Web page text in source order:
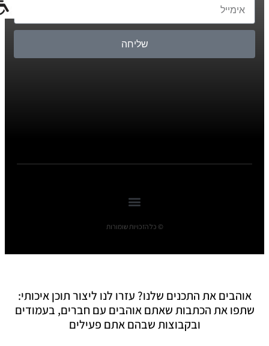
שליחה
© כל הזכויות שומורות
אוהבים את התכנים שלנו? עזרו לנו ליצור תוכן איכותי:
שתפו את הכתבות שאתם אוהבים עם חברים, בעמודים
ובקבוצות שבהם אתם פעילים